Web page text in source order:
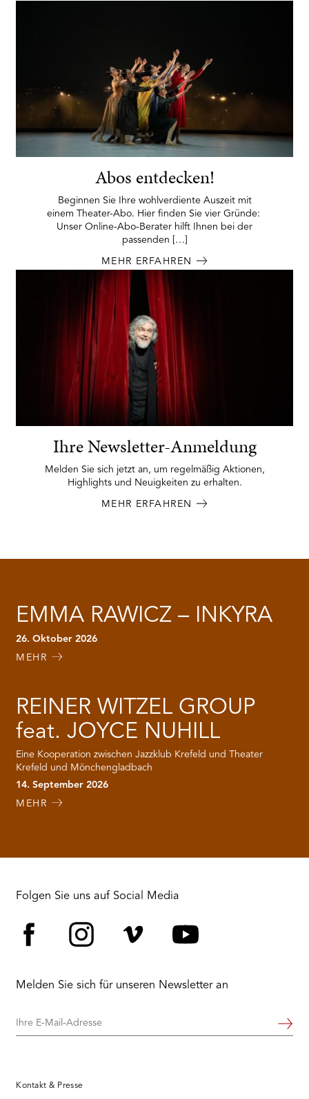
Abos entdecken!
Beginnen Sie Ihre wohlverdiente Auszeit mit
einem Theater-Abo. Hier finden Sie vier Gründe:
Unser Online-Abo-Berater hilft Ihnen bei der
passenden […]
MEHR ERFAHREN
Ihre Newsletter-Anmeldung
Melden Sie sich jetzt an, um regelmäßig Aktionen,
Highlights und Neuigkeiten zu erhalten.
MEHR ERFAHREN
EMMA RAWICZ – INKYRA
26. Oktober 2026
MEHR
REINER WITZEL GROUP
feat. JOYCE NUHILL
Eine Kooperation zwischen Jazzklub Krefeld und Theater
Krefeld und Mönchengladbach
14. September 2026
MEHR
Folgen Sie uns auf Social Media
Melden Sie sich für unseren Newsletter an
Ihre
Weiter
Kontakt & Presse